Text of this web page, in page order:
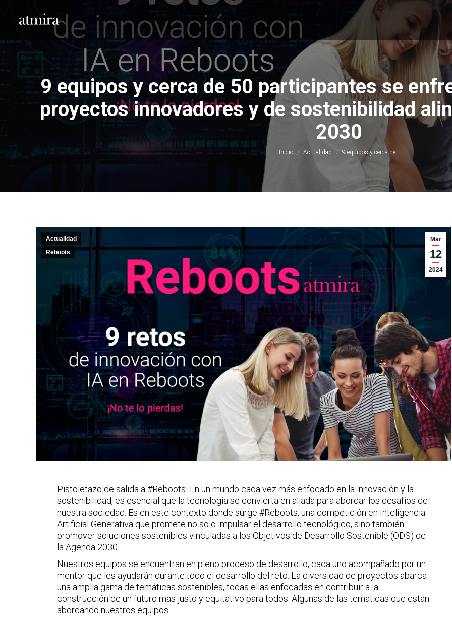
9 equipos y cerca de 50 participantes se
proyectos innovadores y de sostenibilidad
2030
Estás aquí:
Inicio Actualidad 9 equipos y cerca de…
Mar
12
2024
Actualidad
Reboots
Pistoletazo de salida a #Reboots! En un mundo cada vez más enfocado en la innovación y la
sostenibilidad, es esencial que la tecnología se convierta en aliada para abordar los desafíos de
nuestra sociedad. Es en este contexto donde surge #Reboots, una competición en Inteligencia
Artificial Generativa que promete no solo impulsar el desarrollo tecnológico, sino también
promover soluciones sostenibles vinculadas a los Objetivos de Desarrollo Sostenible (ODS) de
la Agenda 2030.
Nuestros equipos se encuentran en pleno proceso de desarrollo, cada uno acompañado por un
mentor que les ayudarán durante todo el desarrollo del reto. La diversidad de proyectos abarca
una amplia gama de temáticas sostenibles, todas ellas enfocadas en contribuir a la
construcción de un futuro más justo y equitativo para todos. Algunas de las temáticas que están
abordando nuestros equipos: